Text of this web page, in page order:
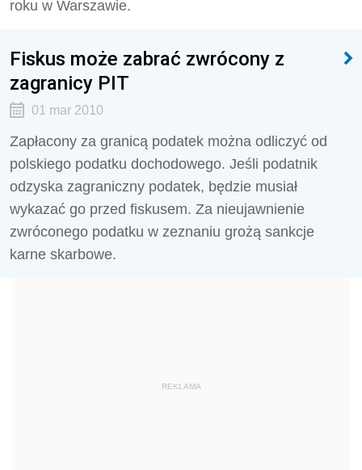
roku w Warszawie.
Fiskus może zabrać zwrócony z
zagranicy PIT
01 mar 2010
Zapłacony za granicą podatek można odliczyć od
polskiego podatku dochodowego. Jeśli podatnik
odzyska zagraniczny podatek, będzie musiał
wykazać go przed fiskusem. Za nieujawnienie
zwróconego podatku w zeznaniu grożą sankcje
karne skarbowe.
REKLAMA